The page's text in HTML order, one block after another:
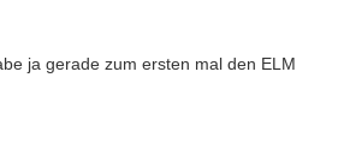
ja gerade zum ersten mal den ELM